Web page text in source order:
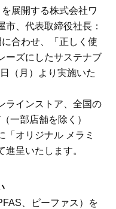
展開する株式会社ワ
、代表取締役社長：
合わせ、「正しく使
ーズにしたサステナブ
（月）より実施いた
ラインストア、全国の
一部店舗を除く）
「オリジナル メラミ
呈いたします。
、ピーファス）を